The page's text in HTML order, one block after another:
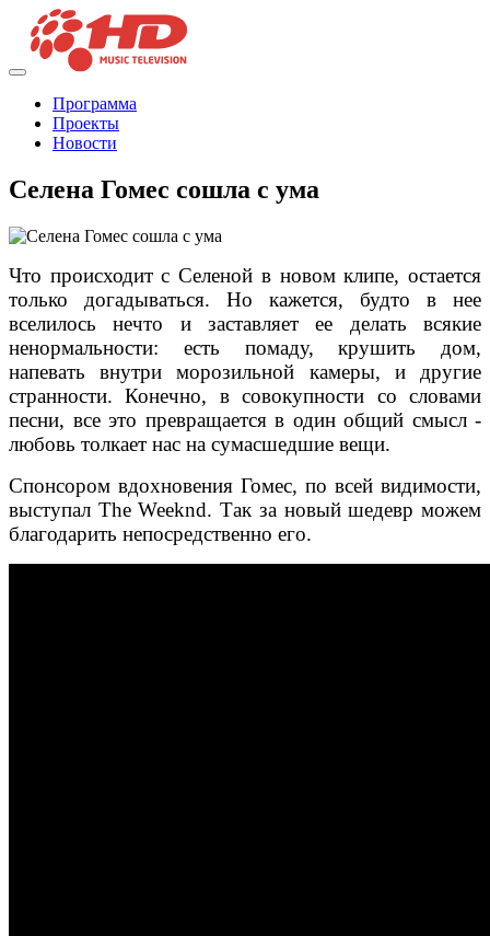
Программа
Проекты
Новости
Селена Гомес сошла с ума
Что происходит с Селеной в новом клипе, остается
только догадываться. Но кажется, будто в нее
вселилось нечто и заставляет ее делать всякие
ненормальности: есть помаду, крушить дом,
напевать внутри морозильной камеры, и другие
странности. Конечно, в совокупности со словами
песни, все это превращается в один общий смысл -
любовь толкает нас на сумасшедшие вещи.
Спонсором вдохновения Гомес, по всей видимости,
выступал The Weeknd. Так за новый шедевр можем
благодарить непосредственно его.